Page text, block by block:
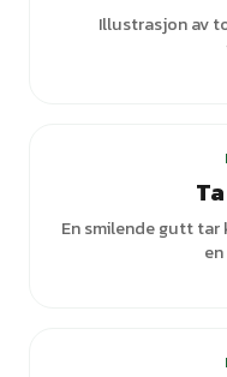
Illustrasjon av
En smilende gutt